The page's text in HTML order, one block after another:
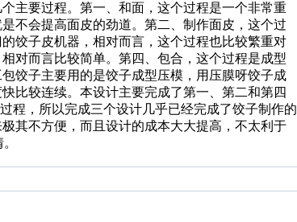
主要过程。第一、和面，这个过程是一个非常重
不会提高面皮的劲道。第二、制作面皮，这个过
饺子皮机器，相对而言，这个过程也比较繁重对
对而言比较简单。第四、包合，这个过程是成型
饺子主要用的是饺子成型压模，用压膜呀饺子成
比较连续。本设计主要完成了第一、第二和第四
程，所以完成三个设计几乎已经完成了饺子制作的
其不方便，而且设计的成本大大提高，不太利于